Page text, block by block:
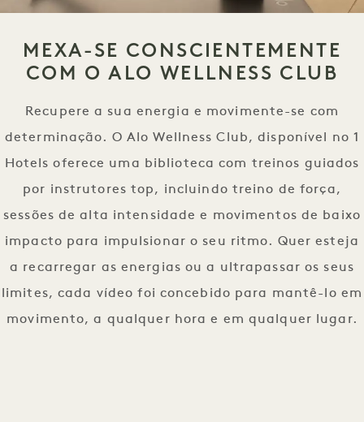
MEXA-SE CONSCIENTEMENTE
COM O ALO WELLNESS CLUB
Recupere a sua energia e movimente-se com
determinação. O Alo Wellness Club, disponível no 1
Hotels oferece uma biblioteca com treinos guiados
por instrutores top, incluindo treino de força,
sessões de alta intensidade e movimentos de baixo
impacto para impulsionar o seu ritmo. Quer esteja
a recarregar as energias ou a ultrapassar os seus
limites, cada vídeo foi concebido para mantê-lo em
movimento, a qualquer hora e em qualquer lugar.